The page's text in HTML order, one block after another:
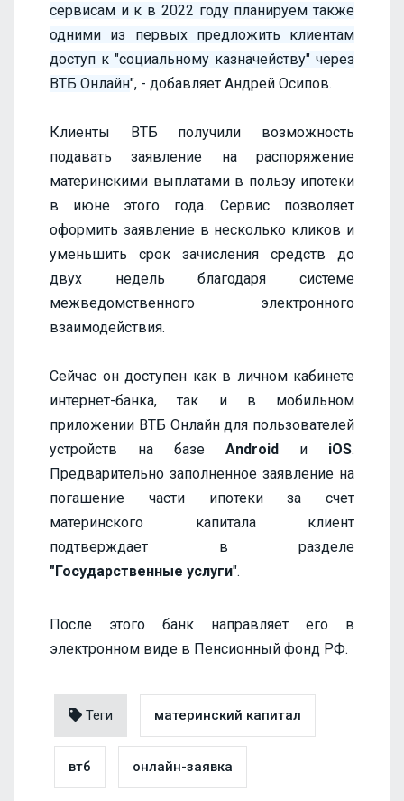
сервисам и к в 2022 году планируем также
одними из первых предложить клиентам
доступ к "социальному казначейству" через
ВТБ Онлайн", - добавляет Андрей Осипов.
Клиенты ВТБ получили возможность
подавать заявление на распоряжение
материнскими выплатами в пользу ипотеки
в июне этого года. Сервис позволяет
оформить заявление в несколько кликов и
уменьшить срок зачисления средств до
двух недель благодаря системе
межведомственного электронного
взаимодействия.
Сейчас он доступен как в личном кабинете
интернет-банка, так и в мобильном
приложении ВТБ Онлайн для пользователей
устройств на базе Android и iOS.
Предварительно заполненное заявление на
погашение части ипотеки за счет
материнского капитала клиент
подтверждает в разделе
"Государственные услуги".
После этого банк направляет его в
электронном виде в Пенсионный фонд РФ.
Теги материнский капитал
втб онлайн-заявка